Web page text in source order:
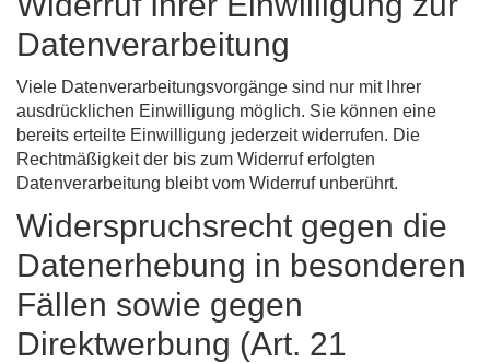
Datenverarbeitung
Viele Datenverarbeitungsvorgänge sind nur mit Ihrer
ausdrücklichen Einwilligung möglich. Sie können eine
bereits erteilte Einwilligung jederzeit widerrufen. Die
Rechtmäßigkeit der bis zum Widerruf erfolgten
Datenverarbeitung bleibt vom Widerruf unberührt.
Widerspruchsrecht gegen die
Datenerhebung in besonderen
Fällen sowie gegen
Direktwerbung (Art. 21